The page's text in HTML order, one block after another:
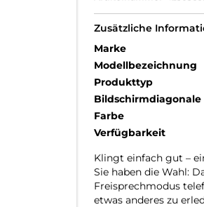
Zusätzliche
Marke
Modellbezeichnung
Produkttyp
Bildschirmdiagonale
Farbe
Verfügbarkeit
Klingt einfach gut –
Sie haben die Wahl:
Freisprechmodus
etwas anderes zu